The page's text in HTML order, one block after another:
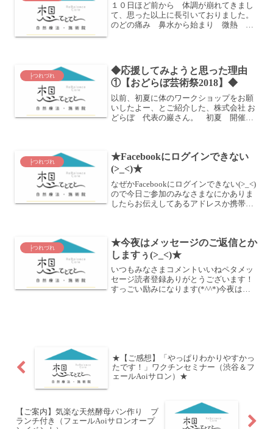
１０日ほど前から 体調が崩れてきまし
て、思った以上に長引いておりました。
のどの痛み 鼻水から始まり 微熱
が始まるのは もう仕方な...
├つれづれ
◆応援してみようと思った理由
①【おどらぼ芸術祭2018】◆
以前、初夏に体のワークショップをお願
いしたよー、とご紹介した、株式会社 お
どらぼ 代表の巖さん。 初夏 開催予
てきたおどらぼイベン...
├つれづれ
★Facebookにログインできない
(>_<)★
なぜかFacebookにログインできない(>_<)
ので今日ご参加のみなさまなにかありま
したらお伝えしてあるアドレスか携帯に
├つれづれ
★今夜はメッセージのご返信とか
しますぅ(>_<)★
いつもみなさまコメントいいねペタメッ
セージ読者登録ありがとうございます！
すっごい励みになります(*^^*)今夜はメ
★【ご感想】「やっぱりわかりやすかっ
たです！」ワクチンセミナー（渋谷＆フ
ェールAoiサロン）★
【ご案内】気楽な天然酵母パン作り ブ
ランチ付き（フェールAoiサロンオープ